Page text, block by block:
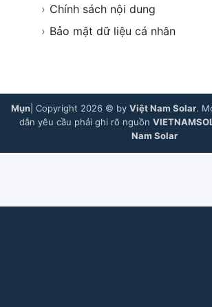
› Chính sách nội dung
› Bảo mật dữ liệu cá nhân
Mụn | Copyright 2026 © by Việt Nam Solar.
dẫn yêu cầu phải ghi rõ nguồn
Nam Solar